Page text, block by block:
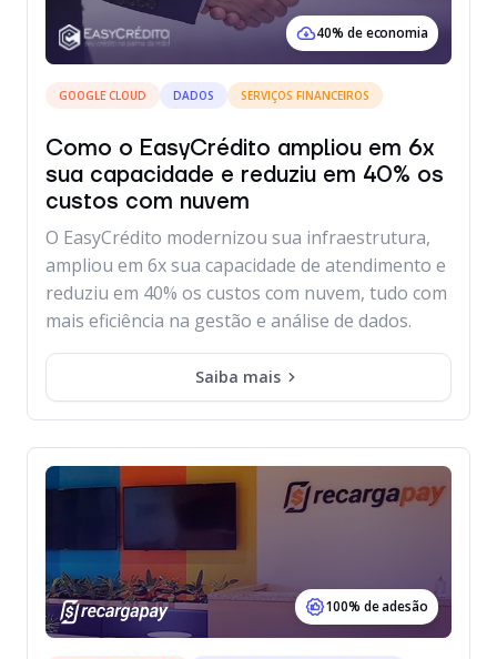
40% de economia
GOOGLE CLOUD DADOS SERVIÇOS FINANCEIROS
Como o EasyCrédito ampliou em 6x
sua capacidade e reduziu em 40% os
custos com nuvem
O EasyCrédito modernizou sua infraestrutura,
ampliou em 6x sua capacidade de atendimento e
reduziu em 40% os custos com nuvem, tudo com
mais eficiência na gestão e análise de dados.
Saiba mais
100% de adesão